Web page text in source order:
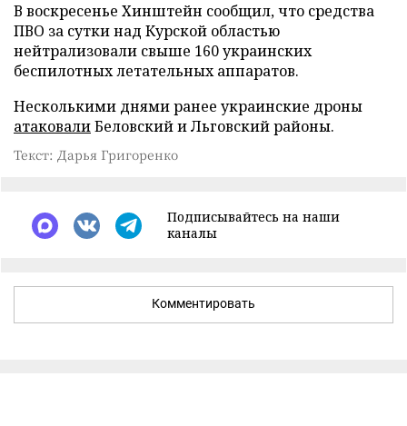
В воскресенье Хинштейн сообщил, что средства
ПВО за сутки над Курской областью
нейтрализовали свыше 160 украинских
беспилотных летательных аппаратов.
Несколькими днями ранее украинские дроны
атаковалиБеловский и Льговский районы.
Текст: Дарья Григоренко
Подписывайтесь на наши
каналы
Комментировать